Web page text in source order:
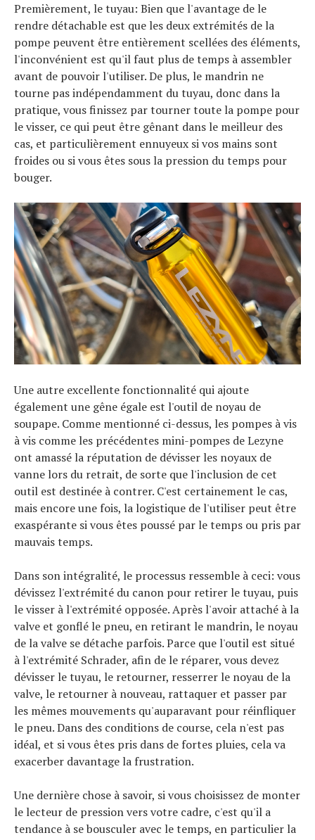
Premièrement, le tuyau: Bien que l'avantage de le
rendre détachable est que les deux extrémités de la
pompe peuvent être entièrement scellées des éléments,
l'inconvénient est qu'il faut plus de temps à assembler
avant de pouvoir l'utiliser. De plus, le mandrin ne
tourne pas indépendamment du tuyau, donc dans la
pratique, vous finissez par tourner toute la pompe pour
le visser, ce qui peut être gênant dans le meilleur des
cas, et particulièrement ennuyeux si vos mains sont
froides ou si vous êtes sous la pression du temps pour
bouger.
Une autre excellente fonctionnalité qui ajoute
également une gêne égale est l'outil de noyau de
soupape. Comme mentionné ci-dessus, les pompes à vis
à vis comme les précédentes mini-pompes de Lezyne
ont amassé la réputation de dévisser les noyaux de
vanne lors du retrait, de sorte que l'inclusion de cet
outil est destinée à contrer. C'est certainement le cas,
mais encore une fois, la logistique de l'utiliser peut être
exaspérante si vous êtes poussé par le temps ou pris par
mauvais temps.
Dans son intégralité, le processus ressemble à ceci: vous
dévissez l'extrémité du canon pour retirer le tuyau, puis
le visser à l'extrémité opposée. Après l'avoir attaché à la
valve et gonflé le pneu, en retirant le mandrin, le noyau
de la valve se détache parfois. Parce que l'outil est situé
à l'extrémité Schrader, afin de le réparer, vous devez
dévisser le tuyau, le retourner, resserrer le noyau de la
valve, le retourner à nouveau, rattaquer et passer par
les mêmes mouvements qu'auparavant pour réinfliquer
le pneu. Dans des conditions de course, cela n'est pas
idéal, et si vous êtes pris dans de fortes pluies, cela va
exacerber davantage la frustration.
Une dernière chose à savoir, si vous choisissez de monter
le lecteur de pression vers votre cadre, c'est qu'il a
tendance à se bousculer avec le temps, en particulier la